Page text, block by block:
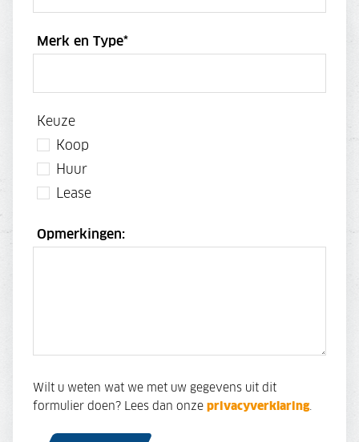
Merk en Type*
Keuze
Koop
Huur
Lease
Opmerkingen:
Wilt u weten wat we met uw gegevens uit dit
formulier doen? Lees dan onze privacyverklaring.